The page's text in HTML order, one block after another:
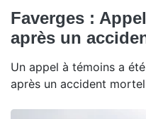
Faverges :
après un
Un appel à témoins a
après un accident